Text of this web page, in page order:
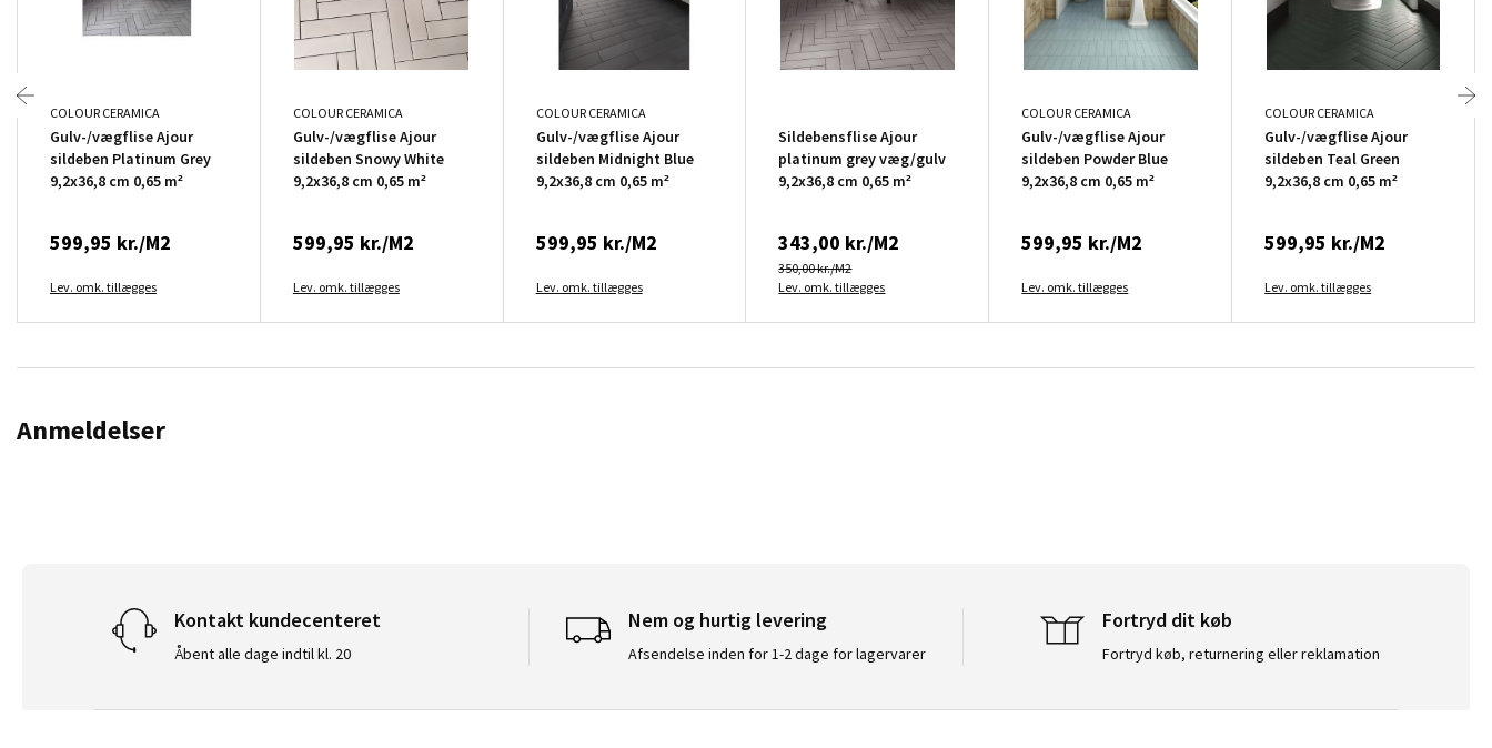
COLOUR CERAMICA
Gulv-/vægflise Ajour
sildeben Platinum Grey
9,2x36,8 cm 0,65 m²
599,95 kr./M2
Lev. omk. tillægges
COLOUR CERAMICA
Gulv-/vægflise Ajour
sildeben Snowy White
9,2x36,8 cm 0,65 m²
599,95 kr./M2
Lev. omk. tillægges
COLOUR CERAMICA
Gulv-/vægflise Ajour
sildeben Midnight Blue
9,2x36,8 cm 0,65 m²
599,95 kr./M2
Lev. omk. tillægges
Sildebensflise Ajour
platinum grey væg/gulv
9,2x36,8 cm 0,65 m²
343,00 kr./M2
350,00 kr./M2
Lev. omk. tillægges
COLOUR CERAMICA
Gulv-/vægflise Ajour
sildeben Powder Blue
9,2x36,8 cm 0,65 m²
599,95 kr./M2
Lev. omk. tillægges
COLOUR CERAMICA
Gulv-/vægflise Ajour
sildeben Teal Green
9,2x36,8 cm 0,65 m²
599,95 kr./M2
Lev. omk. tillægges
Anmeldelser
Kontakt kundecenteret
Åbent alle dage indtil kl. 20
Nem og hurtig levering
Afsendelse inden for 1-2 dage for lagervarer
Fortryd dit køb
Fortryd køb, returnering eller reklamation